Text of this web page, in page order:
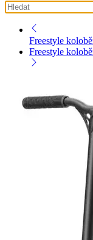
Freestyle
Freestyle